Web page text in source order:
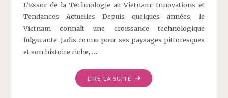
L’Essor de la Technologie au Vietnam: Innovations et
Tendances Actuelles Depuis quelques années, le
Vietnam connaît une croissance technologique
fulgurante. Jadis connu pour ses paysages pittoresques
et son histoire riche, …
LIRE LA SUITE